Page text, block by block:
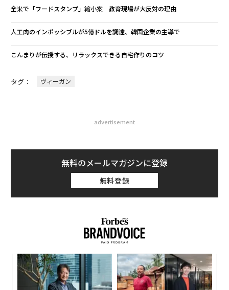
全米で「フードスタンプ」縮小案 教育現場が大反対の理由
人工肉のインポッシブルが5億ドルを調達、韓国企業の主導で
こんまりが伝授する、リラックスできる自宅作りのコツ
タグ： ヴィーガン
advertisement
無料のメールマガジンに登録
無料登録